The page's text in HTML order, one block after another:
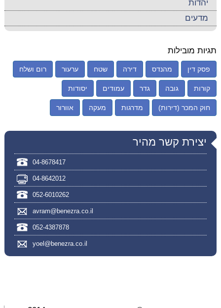
יהדות
מדעים
תגיות מובילות
פסק דין מהנדס דירה שטח ערעור רום ושלח
קורות גובה גדר עמודים יסודות
חוק המכר (דירות) מדרגות מעקה אוורור
יצירת קשר מהיר
04-8678417
04-8642012
052-6010262
avram@benezra.co.il
052-4387878
yoel@benezra.co.il